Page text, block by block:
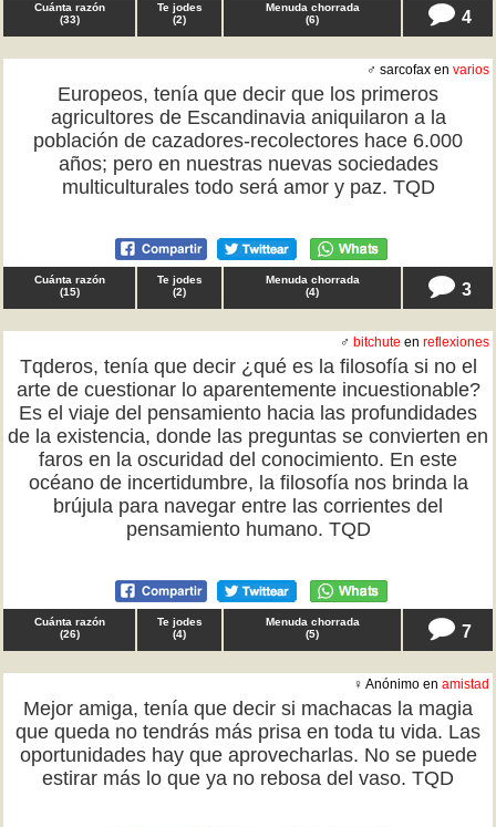
Cuánta razón
(33)
Te jodes
(2)
Menuda chorrada
(6) 4
♂ sarcofax en varios
Europeos, tenía que decir que los primeros
agricultores de Escandinavia aniquilaron a la
población de cazadores-recolectores hace 6.000
años; pero en nuestras nuevas sociedades
multiculturales todo será amor y paz. TQD
Cuánta razón
(15)
Te jodes
(2)
Menuda chorrada
(4) 3
♂ bitchute en reflexiones
Tqderos, tenía que decir ¿qué es la filosofía si no el
arte de cuestionar lo aparentemente incuestionable?
Es el viaje del pensamiento hacia las profundidades
de la existencia, donde las preguntas se convierten en
faros en la oscuridad del conocimiento. En este
océano de incertidumbre, la filosofía nos brinda la
brújula para navegar entre las corrientes del
pensamiento humano. TQD
Cuánta razón
(26)
Te jodes
(4)
Menuda chorrada
(5) 7
♀ Anónimo en amistad
Mejor amiga, tenía que decir si machacas la magia
que queda no tendrás más prisa en toda tu vida. Las
oportunidades hay que aprovecharlas. No se puede
estirar más lo que ya no rebosa del vaso. TQD